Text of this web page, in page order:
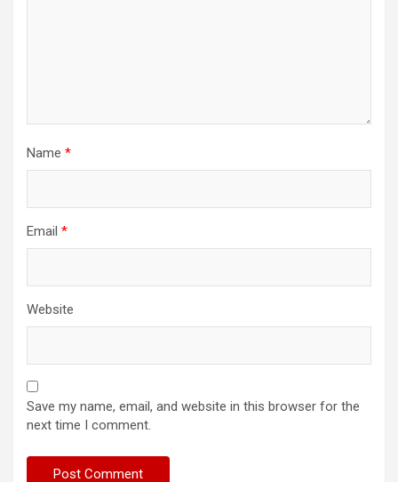
Name *
Email *
Website
Save my name, email, and website in this browser for the
next time I comment.